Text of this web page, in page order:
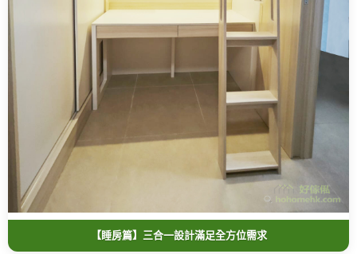
【睡房篇】三合一設計滿足全方位需求